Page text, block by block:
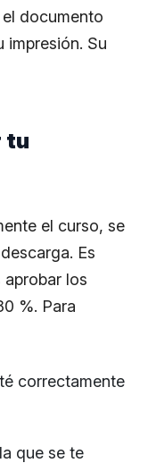
documento
impresión. Su
tu
el curso, se
Es
los
%. Para
correctamente
que se te